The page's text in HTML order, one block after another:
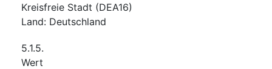
Kreisfreie Stadt (DEA16)
Land: Deutschland
5.1.5.
Wert